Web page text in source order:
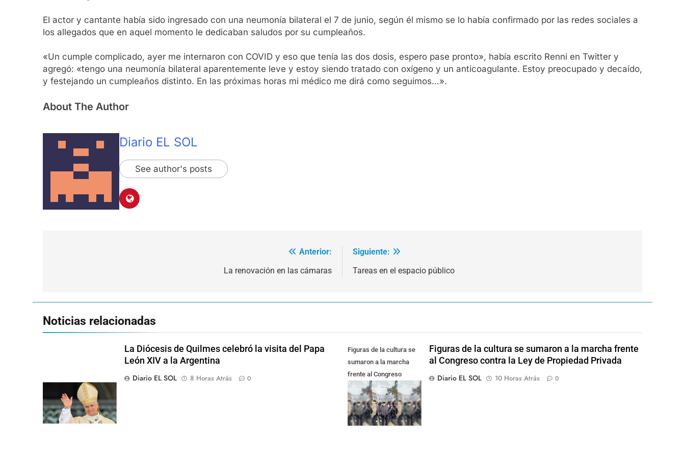
El actor y cantante había sido ingresado con una neumonía bilateral el 7 de junio, según él mismo se lo había confirmado por las redes sociales a
los allegados que en aquel momento le dedicaban saludos por su cumpleaños.
«Un cumple complicado, ayer me internaron con COVID y eso que tenía las dos dosis, espero pase pronto», había escrito Renni en Twitter y
agregó: «tengo una neumonía bilateral aparentemente leve y estoy siendo tratado con oxígeno y un anticoagulante. Estoy preocupado y decaído,
y festejando un cumpleaños distinto. En las próximas horas mi médico me dirá como seguimos…».
About The Author
Diario EL SOL
See author's posts
Anterior:
La renovación en las cámaras
Siguiente:
Tareas en el espacio público
Noticias relacionadas
La Diócesis de Quilmes celebró la visita del Papa
León XIV a la Argentina
Diario EL SOL
8 Horas Atrás 0
Figuras de la cultura se
sumaron a la marcha
frente al Congreso
contra la Ley de
Propiedad Privada
Figuras de la cultura se sumaron a la marcha frente
al Congreso contra la Ley de Propiedad Privada
Diario EL SOL
10 Horas Atrás 0